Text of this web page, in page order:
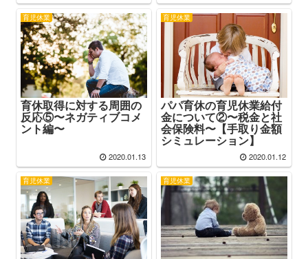
育児休業
育休取得に対する周囲の
反応⑤〜ネガティブコメ
ント編〜
2020.01.13
育児休業
パパ育休の育児休業給付
金について②〜税金と社
会保険料〜【手取り金額
シミュレーション】
2020.01.12
育児休業 育児休業